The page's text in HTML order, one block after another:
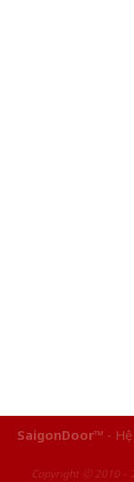
SaigonDoor™ -
Copyright ⓒ 2010 –